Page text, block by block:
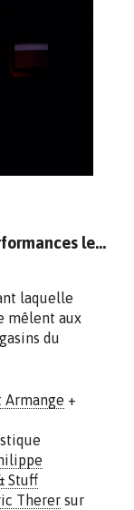
Sonic Live Gallery - Après midi performances le 23 septembre
laquelle
mêlent aux
du
Armange +
Stuff
Therer sur